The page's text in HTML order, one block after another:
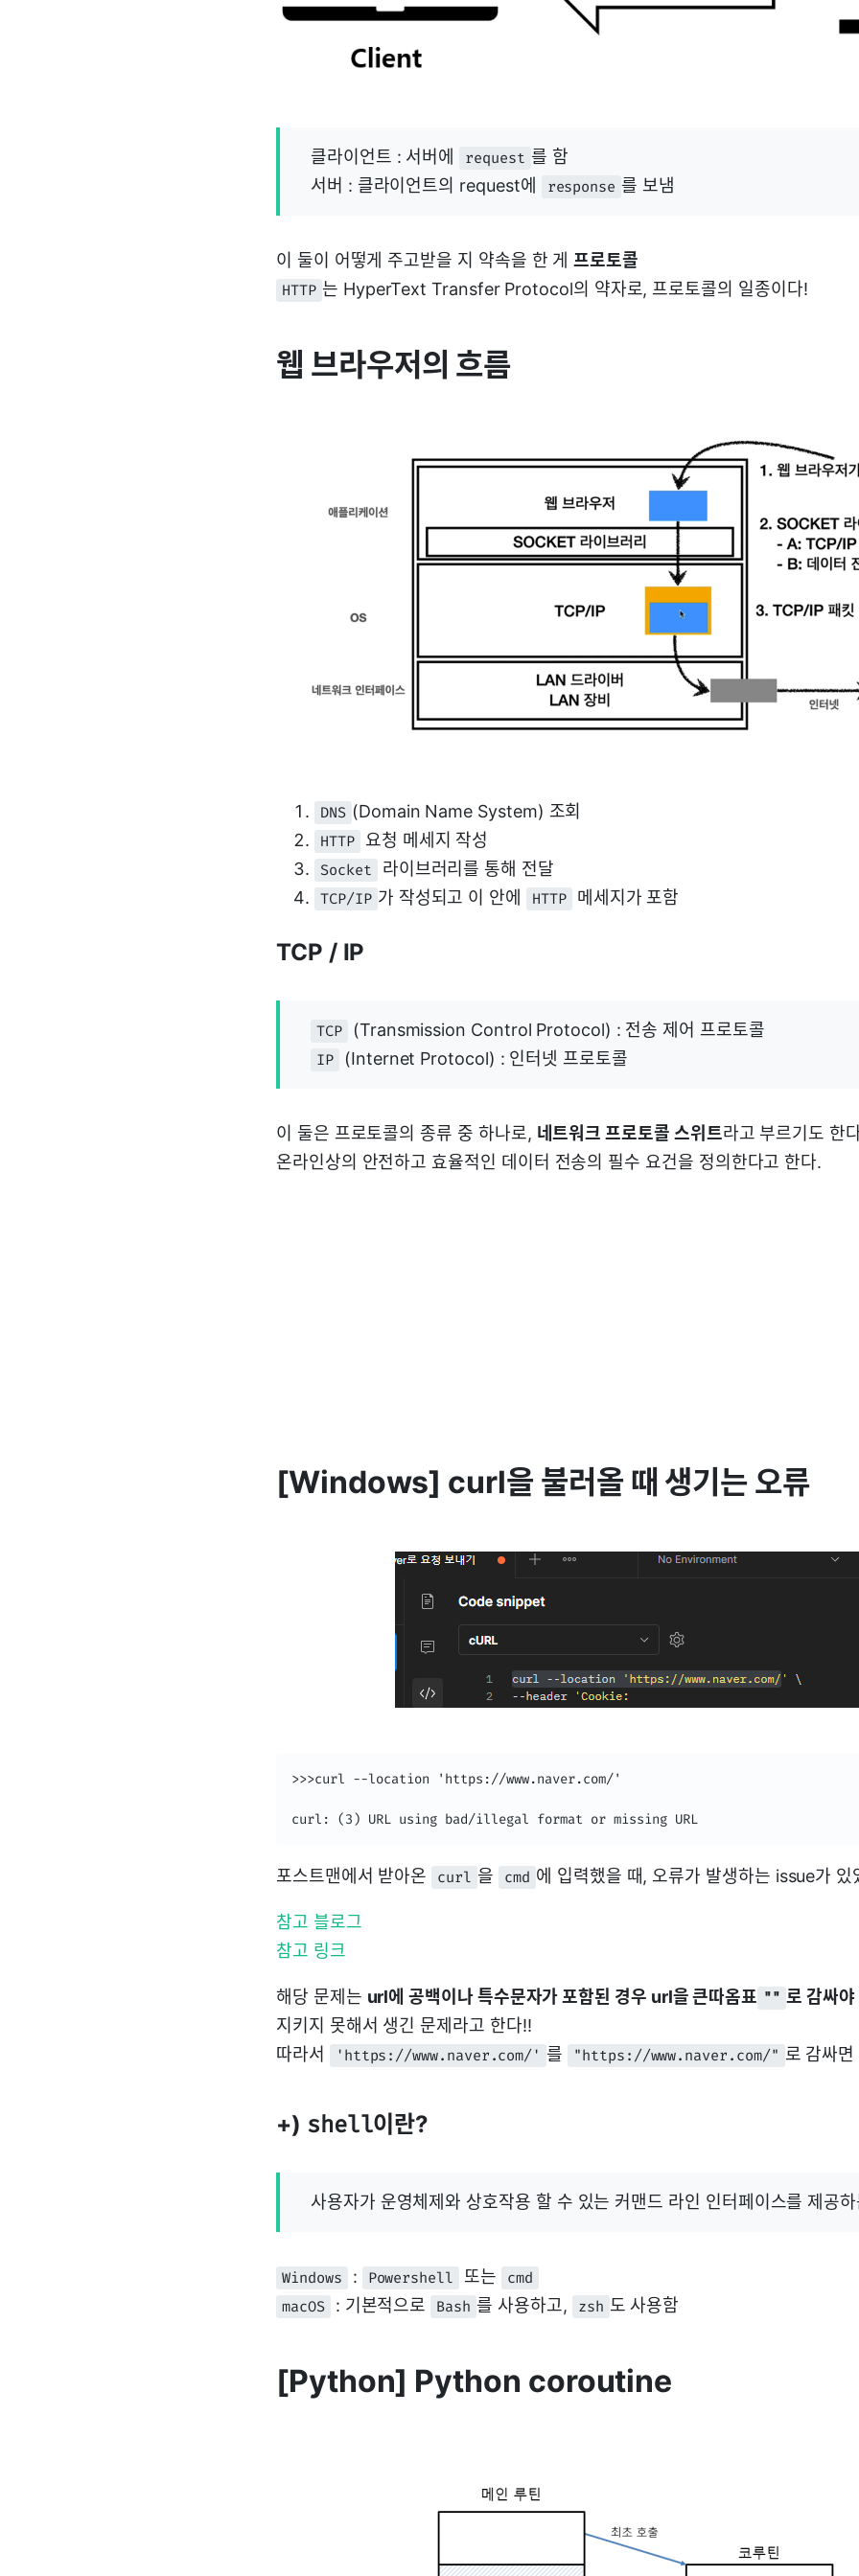
클라이언트 : 서버에 request 를 함
서버 : 클라이언트의 request에
response 를 보냄
이 둘이 어떻게 주고받을 지 약속을 한 게프로토콜
HTTP 는 HyperText Transfer Protocol의 약자로, 프로토콜의 일종이다!
웹 브라우저의 흐름
DNS (Domain Name System) 조회
HTTP 요청 메세지 작성
Socket 라이브러리를 통해 전달
TCP/IP 가 작성되고 이 안에 HTTP 메세지가 포함
TCP / IP
TCP (Transmission Control Protocol) : 전송 제어 프로토콜
IP (Internet Protocol) : 인터넷 프로토콜
이 둘은 프로토콜의 종류 중 하나로, 네트워크 프로토콜 스위트라고 부르기도 한
온라인상의 안전하고 효율적인 데이터 전송의 필수 요건을 정의한다고 한다.
[Windows] curl을 불러올 때 생기는 오류
>>>curl --location 'https://www.naver.com/'
curl: (3) URL using bad/illegal format or missing URL
포스트맨에서 받아온 curl 을 cmd 에 입력했을 때, 오류가 발생하는 issue가 있
참고 블로그
참고 링크
해당 문제는 url에 공백이나 특수문자가 포함된 경우 url을 큰따옴표 "" 로 감싸야
지키지 못해서 생긴 문제라고 한다!!
따라서
'https://www.naver.com/' 를 "https://www.naver.com/" 로 감싸
+) shell이란?
사용자가 운영체제와 상호작용 할 수 있는 커맨드 라인 인터페이스를 제공
Windows : Powershell 또는
cmd
macOS
: 기본적으로 Bash 를 사용하고, zsh 도 사용함
[Python] Python coroutine